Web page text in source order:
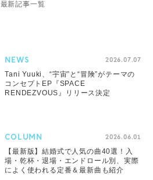
最新記事一覧
NEWS 2026.07.07
Tani Yuuki、“宇宙”と“冒険”がテーマの
コンセプトEP『SPACE
RENDEZVOUS』リリース決定
COLUMN 2026.06.01
【最新版】結婚式で人気の曲40選！入
場・乾杯・退場・エンドロール別、実際
によく使われる定番＆最新曲も紹介